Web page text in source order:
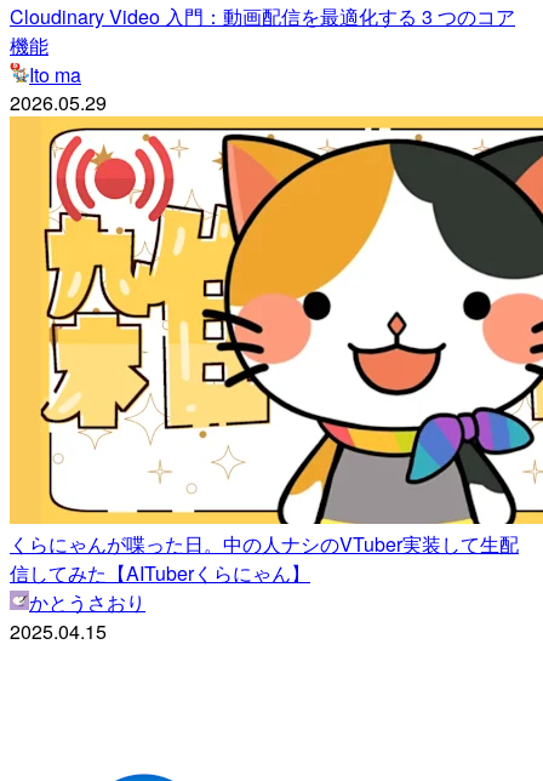
Cloudinary Video 入門：動画配信を最適化する 3 つのコア
機能
Ito ma
2026.05.29
くらにゃんが喋った日。中の人ナシのVTuber実装して生配
信してみた【AITuberくらにゃん】
かとうさおり
2025.04.15